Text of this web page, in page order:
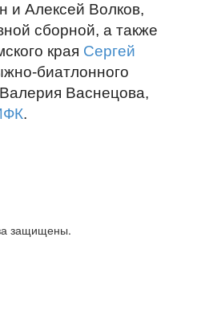
и Алексей Волков,
сборной, а также
края Сергей
биатлонного
Васнецова,
.
защищены.